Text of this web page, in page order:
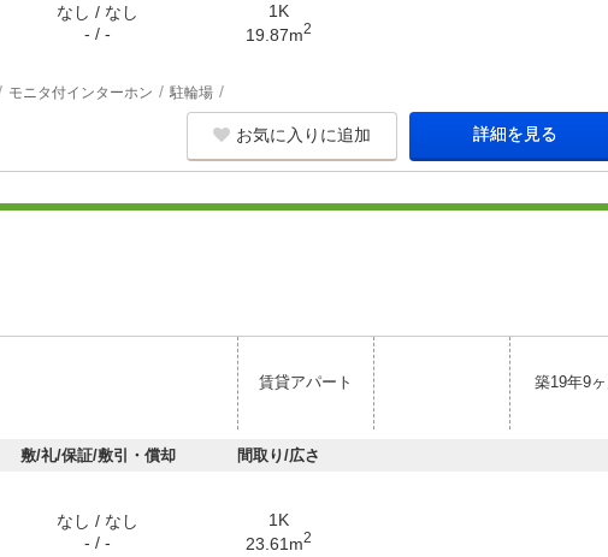
なし / なし
- / -
1K
19.87m2
モニタ付インターホン 駐輪場
お気に入りに追加 詳細を見る
賃貸アパート 築19年9ヶ
敷/礼/保証/敷引・償却 間取り/広さ
なし / なし
- / -
1K
23.61m2